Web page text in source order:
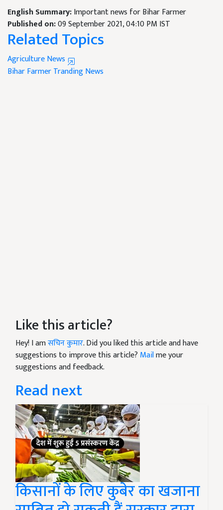
English Summary:Important news for Bihar Farmer
Published on:09 September 2021, 04:10 PM IST
Related Topics
Agriculture News
Bihar FarmerTranding News
Like this article?
Hey! I amसचिन कुमार. Did you liked this article and have
suggestions to improve this article? Mailme your
suggestions and feedback.
Read next
किसानों के लिए कुबेर का खजाना